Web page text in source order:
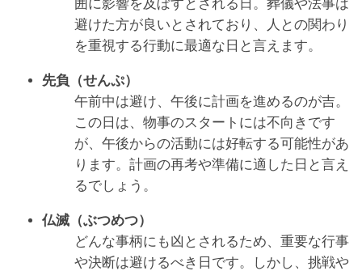
囲に影響を及ぼすとされる日。葬儀や法事は
避けた方が良いとされており、人との関わり
を重視する行動に最適な日と言えます。
先負（せんぷ）
午前中は避け、午後に計画を進めるのが吉。
この日は、物事のスタートには不向きです
が、午後からの活動には好転する可能性があ
ります。計画の再考や準備に適した日と言え
るでしょう。
仏滅（ぶつめつ）
どんな事柄にも凶とされるため、重要な行事
や決断は避けるべき日です。しかし、挑戦や